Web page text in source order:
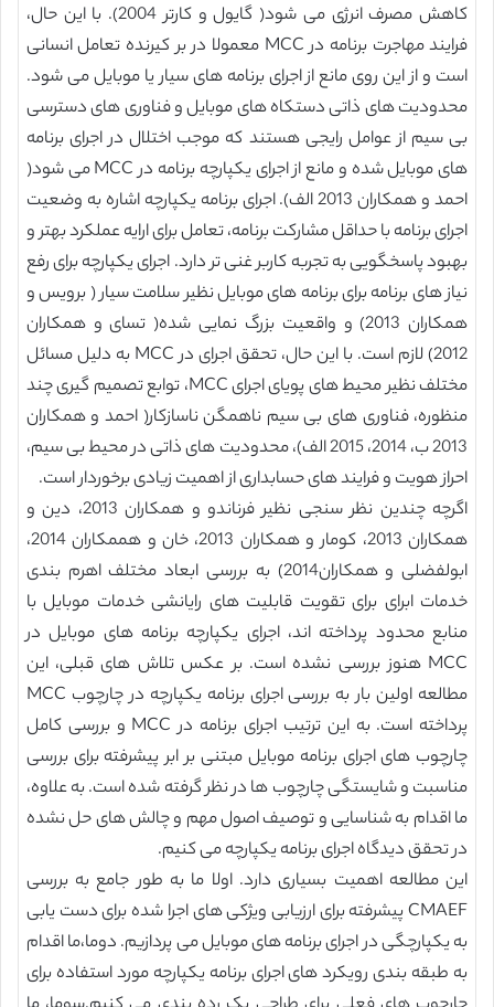
کاهش مصرف انرژی می شود( گایول و کارتر 2004). با این حال،
فرایند مهاجرت برنامه در MCC معمولا در بر کیرنده تعامل انسانی
است و از این روی مانع از اجرای برنامه های سیار یا موبایل می شود.
محدودیت های ذاتی دستکاه های موبایل و فناوری های دسترسی
بی سیم از عوامل رایجی هستند که موجب اختلال در اجرای برنامه
های موبایل شده و مانع از اجرای یکپارچه برنامه در MCC می شود(
احمد و همکاران 2013 الف). اجرای برنامه یکپارچه اشاره به وضعیت
اجرای برنامه با حداقل مشارکت برنامه، تعامل برای ارایه عملکرد بهتر و
بهبود پاسخگویی به تجربه کاربر غنی تر دارد. اجرای یکپارچه برای رفع
نیاز های برنامه برای برنامه های موبایل نظیر سلامت سیار ( برویس و
همکاران 2013) و واقعیت بزرگ نمایی شده( تسای و همکاران
2012) لازم است. با این حال، تحقق اجرای در MCC به دلیل مسائل
مختلف نظیر محیط های پویای اجرای MCC، توابع تصمیم گیری چند
منظوره، فناوری های بی سیم ناهمگن ناسازکار( احمد و همکاران
2013 ب، 2014، 2015 الف)، محدودیت های ذاتی در محیط بی سیم،
احراز هویت و فرایند های حسابداری از اهمیت زیادی برخوردار است.
اگرچه چندین نظر سنجی نظیر فرناندو و همکاران 2013، دین و
همکاران 2013، کومار و همکاران 2013، خان و هممکاران 2014،
ابولفضلی و همکاران2014) به بررسی ابعاد مختلف اهرم بندی
خدمات ابرای برای تقویت قابلیت های رایانشی خدمات موبایل با
منابع محدود پرداخته اند، اجرای یکپارچه برنامه های موبایل در
MCC هنوز بررسی نشده است. بر عکس تلاش های قبلی، این
مطالعه اولین بار به بررسی اجرای برنامه یکپارچه در چارچوب MCC
پرداخته است. به این ترتیب اجرای برنامه در MCC و بررسی کامل
چارچوب های اجرای برنامه موبایل مبتنی بر ابر پیشرفته برای بررسی
مناسبت و شایستگی چارچوب ها در نظر گرفته شده است. به علاوه،
ما اقدام به شناسایی و توصیف اصول مهم و چالش های حل نشده
در تحقق دیدگاه اجرای برنامه یکپارچه می کنیم.
این مطالعه اهمیت بسیاری دارد. اولا ما به طور جامع به بررسی
CMAEF پیشرفته برای ارزیابی ویژکی های اجرا شده برای دست یابی
به یکپارچگی در اجرای برنامه های موبایل می پردازیم. دوما،ما اقدام
به طبقه بندی رویکرد های اجرای برنامه یکپارچه مورد استفاده برای